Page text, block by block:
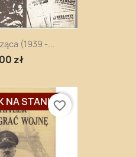
(1939 -...
zł
NA STANIEfavorite_border